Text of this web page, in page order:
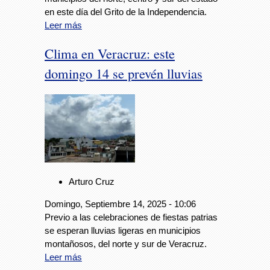
en este día del Grito de la Independencia.
Leer más
Clima en Veracruz: este
domingo 14 se prevén lluvias
Arturo Cruz
Domingo, Septiembre 14, 2025 - 10:06
Previo a las celebraciones de fiestas patrias
se esperan lluvias ligeras en municipios
montañosos, del norte y sur de Veracruz.
Leer más